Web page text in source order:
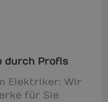
durch Profis
Elektriker: Wir
für Sie